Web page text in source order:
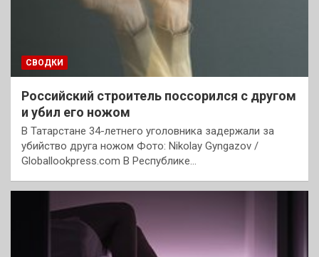
СВОДКИ
Российский строитель поссорился с другом
и убил его ножом
В Татарстане 34-летнего уголовника задержали за
убийство друга ножом Фото: Nikolay Gyngazov /
Globallookpress.com В Республике…